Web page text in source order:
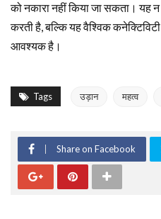
को नकारा नहीं किया जा सकता। यह न
करती है, बल्कि यह वैश्विक
आवश्यक है।
Tags उड़ान महत्व
Share on Facebook